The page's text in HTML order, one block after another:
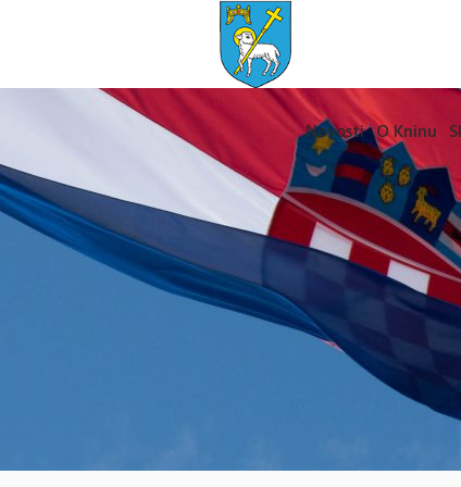
Novosti O Kninu